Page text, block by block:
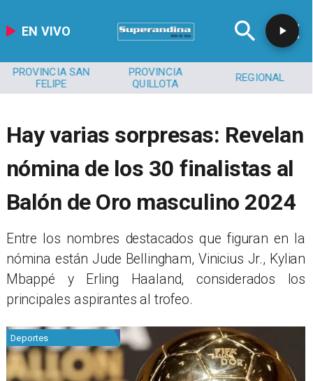
EN VIVO
PROVINCIA SAN
FELIPE
PROVINCIA
QUILLOTA
REGIONAL
Hay varias sorpresas: Revelan
nómina de los 30 finalistas al
Balón de Oro masculino 2024
​Entre los nombres destacados que figuran en la
nómina están Jude Bellingham, Vinicius Jr., Kylian
Mbappé y Erling Haaland, considerados los
principales aspirantes al trofeo.
Deportes